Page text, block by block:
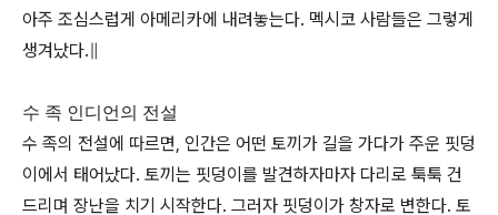
아주 조심스럽게 아메리카에 내려놓는다. 멕시코 사람들은 그렇게
생겨났다.∥
수 족 인디언의 전설
수 족의 전설에 따르면, 인간은 어떤 토끼가 길을 가다가 주운 핏덩
이에서 태어났다. 토끼는 핏덩이를 발견하자마자 다리로 툭툭 건
드리며 장난을 치기 시작한다. 그러자 핏덩이가 창자로 변한다. 토